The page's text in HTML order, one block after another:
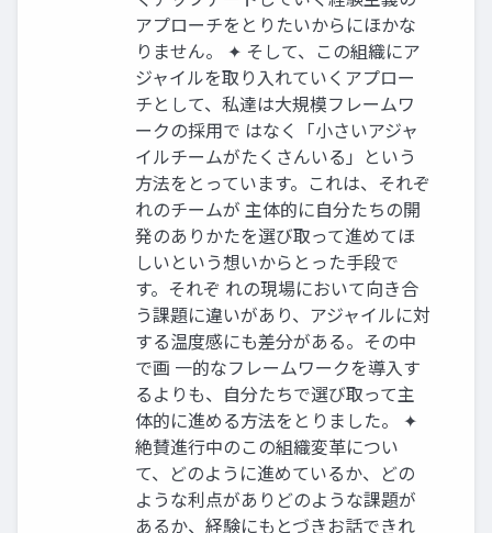
アプローチをとりたいからにほかな
りません。 ✦ そして、この組織にア
ジャイルを取り入れていくアプロー
チとして、私達は大規模フレームワ
ークの採用で はなく「小さいアジャ
イルチームがたくさんいる」という
方法をとっています。これは、それぞ
れのチームが 主体的に自分たちの開
発のありかたを選び取って進めてほ
しいという想いからとった手段で
す。それぞ れの現場において向き合
う課題に違いがあり、アジャイルに対
する温度感にも差分がある。その中
で画 一的なフレームワークを導入す
るよりも、自分たちで選び取って主
体的に進める方法をとりました。 ✦
絶賛進行中のこの組織変革につい
て、どのように進めているか、どの
ような利点がありどのような課題が
あるか、経験にもとづきお話できれ